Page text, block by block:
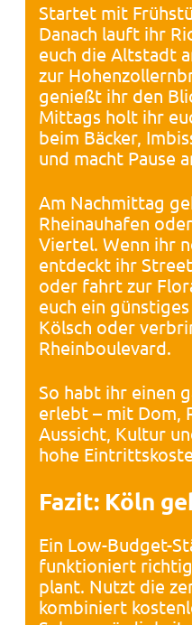
Startet mit
Danach lauft ihr
euch die Altstadt
zur
genießt ihr den
Mittags holt ihr
beim Bäcker,
und macht Pause
Am Nachmittag
Rheinauhafen
Viertel. Wenn ihr
entdeckt ihr
oder fahrt zur
euch ein
Kölsch oder
Rheinboulevard.
So habt ihr einen
erlebt – mit Dom,
Aussicht, Kultur
hohe
Fazit: Köln
Ein Low-Budget-
funktioniert
plant. Nutzt die
kombiniert